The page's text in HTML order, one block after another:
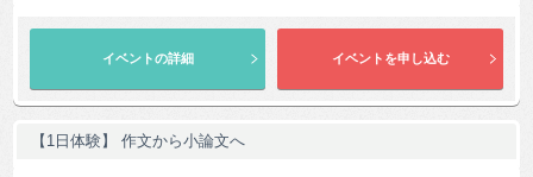
【1日体験】 作文から小論文へ